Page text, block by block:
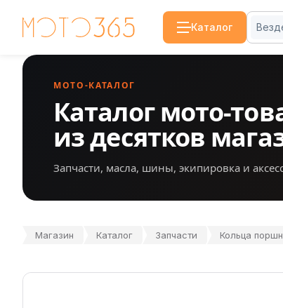
Каталог
МОТО-КАТАЛОГ
Каталог мото-
из десятков
Запчасти, масла, шины, экипировка и
Магазин Каталог Запчасти Кольца